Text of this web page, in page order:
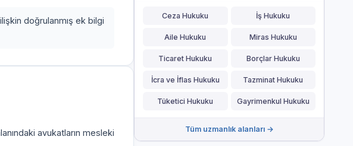
doğrulanmış ek bilgi
avukatların mesleki
Ceza Hukuku İş Hukuku
Aile Hukuku Miras Hukuku
Ticaret Hukuku Borçlar Hukuku
İcra ve İflas Hukuku Tazminat Hukuku
Tüketici Hukuku Gayrimenkul Hukuku
Tüm uzmanlık alanları →